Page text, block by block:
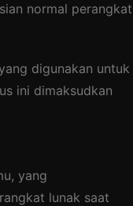
normal perangkat
digunakan untuk
ini dimaksudkan
yang
lunak saat